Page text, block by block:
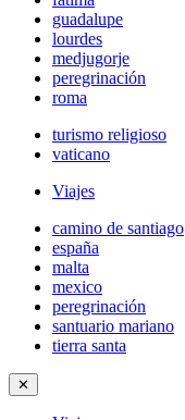
guadalupe
lourdes
medjugorje
peregrinación
roma
turismo religioso
vaticano
Viajes
camino de santiago
españa
malta
mexico
peregrinación
santuario mariano
tierra santa
✕